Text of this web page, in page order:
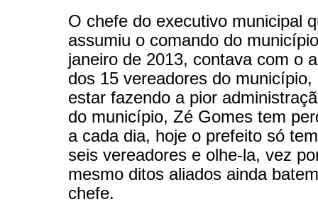
O chefe do executivo municipal
assumiu o comando do
janeiro de 2013, contava com o
dos 15 vereadores do município,
estar fazendo a pior
do município, Zé Gomes tem
a cada dia, hoje o prefeito só
seis vereadores e olhe-la, vez
mesmo ditos aliados ainda
chefe.